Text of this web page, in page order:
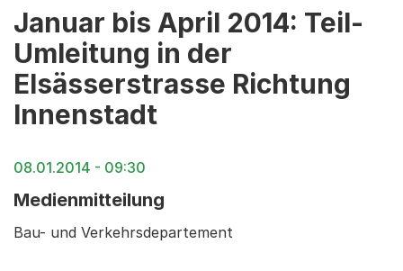
Januar bis April 2014: Teil-
Umleitung in der
Elsässerstrasse Richtung
Innenstadt
08.01.2014 - 09:30
Medienmitteilung
Bau- und Verkehrsdepartement